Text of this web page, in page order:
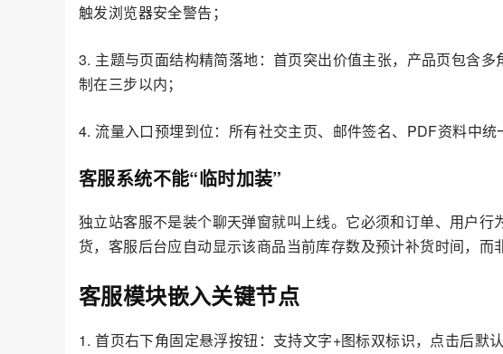
触发浏览器安全警告；
3. 主题与页面结构精简落地：首页突出价值主张，产品页包含
制在三步以内；
4. 流量入口预埋到位：所有社交主页、邮件签名、PDF资料中统
客服系统不能“临时加装”
独立站客服不是装个聊天弹窗就叫上线。它必须和订单、用户
货，客服后台应自动显示该商品当前库存数及预计补货时间，而
客服模块嵌入关键节点
1. 首页右下角固定悬浮按钮：支持文字+图标双标识，点击后默